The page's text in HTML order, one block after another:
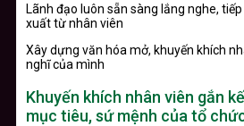
Lãnh đạo luôn sẵn sàng lắng nghe,
xuất từ nhân viên
Xây dựng văn hóa mở, khuyến khích
nghĩ của mình
Khuyến khích nhân viên gắn
mục tiêu, sứ mệnh của tổ